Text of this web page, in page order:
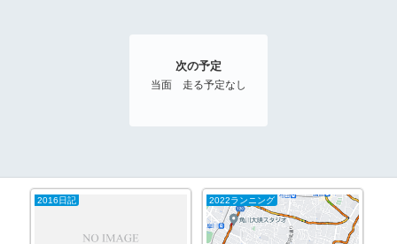
次の予定
当面 走る予定なし
2016日記 2022ランニング